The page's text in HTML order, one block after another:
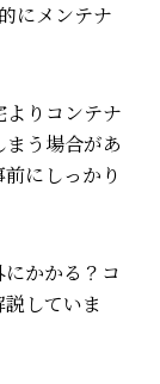
にメンテナ
よりコンテナ
う場合があ
にしっかり
にかかる？コ
説していま